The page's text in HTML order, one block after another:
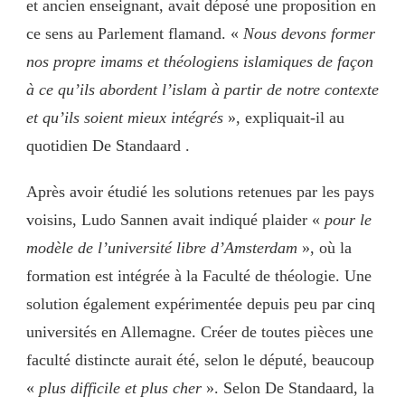
et ancien enseignant, avait déposé une proposition en
ce sens au Parlement flamand. « Nous devons former
nos propre imams et théologiens islamiques de façon
à ce qu’ils abordent l’islam à partir de notre contexte
et qu’ils soient mieux intégrés », expliquait-il au
quotidien De Standaard .
Après avoir étudié les solutions retenues par les pays
voisins, Ludo Sannen avait indiqué plaider « pour le
modèle de l’université libre d’Amsterdam », où la
formation est intégrée à la Faculté de théologie. Une
solution également expérimentée depuis peu par cinq
universités en Allemagne. Créer de toutes pièces une
faculté distincte aurait été, selon le député, beaucoup
« plus difficile et plus cher ». Selon De Standaard, la